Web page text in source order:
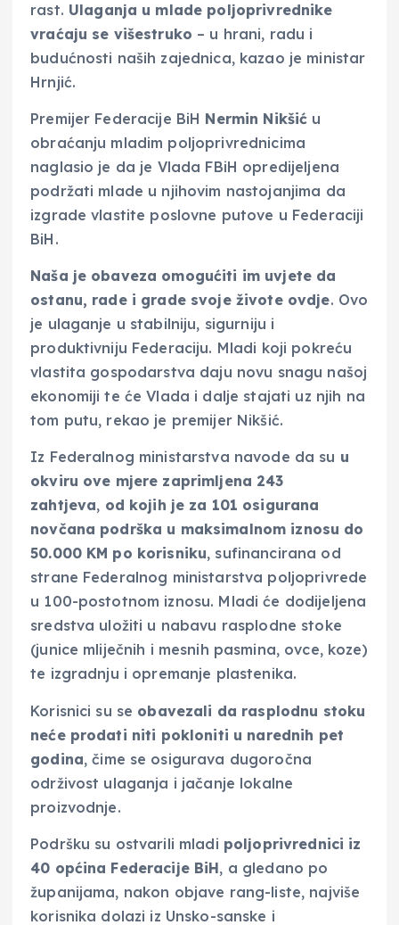
rast. Ulaganja u mlade poljoprivrednike
vraćaju se višestruko – u hrani, radu i
budućnosti naših zajednica, kazao je ministar
Hrnjić.
Premijer Federacije BiH Nermin Nikšić u
obraćanju mladim poljoprivrednicima
naglasio je da je Vlada FBiH opredijeljena
podržati mlade u njihovim nastojanjima da
izgrade vlastite poslovne putove u Federaciji
BiH.
Naša je obaveza omogućiti im uvjete da
ostanu, rade i grade svoje živote ovdje. Ovo
je ulaganje u stabilniju, sigurniju i
produktivniju Federaciju. Mladi koji pokreću
vlastita gospodarstva daju novu snagu našoj
ekonomiji te će Vlada i dalje stajati uz njih na
tom putu, rekao je premijer Nikšić.
Iz Federalnog ministarstva navode da su u
okviru ove mjere zaprimljena 243
zahtjeva, od kojih je za 101 osigurana
novčana podrška u maksimalnom iznosu do
50.000 KM po korisniku, sufinancirana od
strane Federalnog ministarstva poljoprivrede
u 100-postotnom iznosu. Mladi će dodijeljena
sredstva uložiti u nabavu rasplodne stoke
(junice mliječnih i mesnih pasmina, ovce, koze)
te izgradnju i opremanje plastenika.
Korisnici su se obavezali da rasplodnu stoku
neće prodati niti pokloniti u narednih pet
godina, čime se osigurava dugoročna
održivost ulaganja i jačanje lokalne
proizvodnje.
Podršku su ostvarili mladi poljoprivrednici iz
40 općina Federacije BiH, a gledano po
županijama, nakon objave rang-liste, najviše
korisnika dolazi iz Unsko-sanske i